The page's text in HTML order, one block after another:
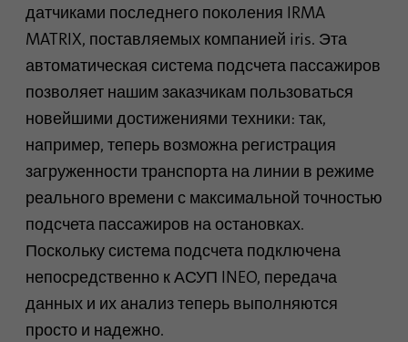
датчиками последнего поколения IRMA
MATRIX, поставляемых компанией iris. Эта
автоматическая система подсчета пассажиров
позволяет нашим заказчикам пользоваться
новейшими достижениями техники: так,
например, теперь возможна регистрация
загруженности транспорта на линии в режиме
реального времени с максимальной точностью
подсчета пассажиров на остановках.
Поскольку система подсчета подключена
непосредственно к АСУП INEO, передача
данных и их анализ теперь выполняются
просто и надежно.
Продолжительность
Цель
Сохраняет значение языка в
случае изменения языка
сайта, чтобы иметь
непосредственно на него при
следующем посещении.
Поставщик Google Analytics
Цель
Этот файл cookie
устанавливается компанией
используется для хранения
информации о том, как
посетители используют веб-
состоянии веб-сайта.
Собранные данные, включая
количество посетителей,
источник, из которого они